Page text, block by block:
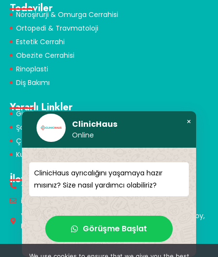
Tedaviler
Nöroşirürji & Omurga Cerrahisi
Ortopedi & Travmatoloji
Estetik Cerrahi
Obezite Cerrahisi
Rinoplasti
Diş Bakımı
Yararlı Linkler
Gizlilik Politikası
Şartlar ve Koşullar
Çerez Politikası
Kullanım Koşulları
İletişim
+90 549 616 07 15
info@clinichaus.com
Vecihi Hürkuş St, Tayakadın Nghbd, No:11/3, Arnavutkoy,
Istanbul, Türkiye
ClinicHaus
Online
×
ClinicHaus ayrıcalığını yaşamaya hazır
mısınız? Size nasıl yardımcı olabiliriz?
Görüşme Başlat